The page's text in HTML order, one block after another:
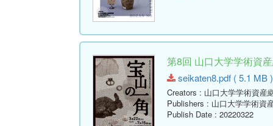
第8回 山口大学学術資
seikaten8.pdf ( 5.1 MB )
Creators : 山口大学学術資産
Publishers : 山口大学学術資
Publish Date : 20220322